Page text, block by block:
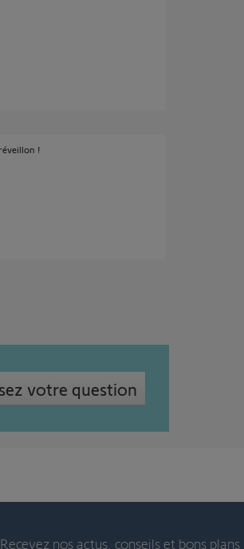
!
votre question
Recevez nos actus, conseils et bons